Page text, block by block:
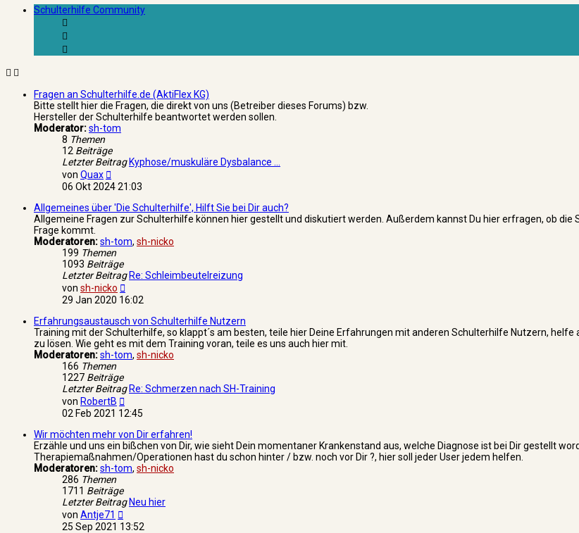
Schulterhilfe Community
Fragen an Schulterhilfe.de (AktiFlex KG)
Bitte stellt hier die Fragen, die direkt von uns (Betreiber dieses Forums) bzw.
Hersteller der Schulterhilfe beantwortet werden sollen.
Moderator:sh-tom
8 Themen
12 Beiträge
Letzter Beitrag Kyphose/muskuläre Dysbalance …
von Quax
Beitrag
06 Okt 2024 21:03
Allgemeines über 'Die Schulterhilfe', Hilft Sie bei Dir auch?
Allgemeine Fragen zur Schulterhilfe können hier gestellt und diskutiert werden. Außerdem kannst Du hier erfragen, ob die
Frage kommt.
Moderatoren:sh-tom, sh-nicko
199 Themen
1093 Beiträge
Letzter Beitrag Re: Schleimbeutelreizung
von sh-nicko
Beitrag
29 Jan 2020 16:02
Erfahrungsaustausch von Schulterhilfe Nutzern
Training mit der Schulterhilfe, so klappt´s am besten, teile hier Deine Erfahrungen mit anderen Schulterhilfe Nutzern, helfe
zu lösen. Wie geht es mit dem Training voran, teile es uns auch hier mit.
Moderatoren:sh-tom, sh-nicko
166 Themen
1227 Beiträge
Letzter Beitrag Re: Schmerzen nach SH-Training
von RobertB
Beitrag
02 Feb 2021 12:45
Wir möchten mehr von Dir erfahren!
Erzähle und uns ein bißchen von Dir, wie sieht Dein momentaner Krankenstand aus, welche Diagnose ist bei Dir gestellt
Therapiemaßnahmen/Operationen hast du schon hinter / bzw. noch vor Dir ?, hier soll jeder User jedem helfen.
Moderatoren:sh-tom, sh-nicko
286 Themen
1711 Beiträge
Letzter Beitrag Neu hier
von Antje71
Beitrag
25 Sep 2021 13:52